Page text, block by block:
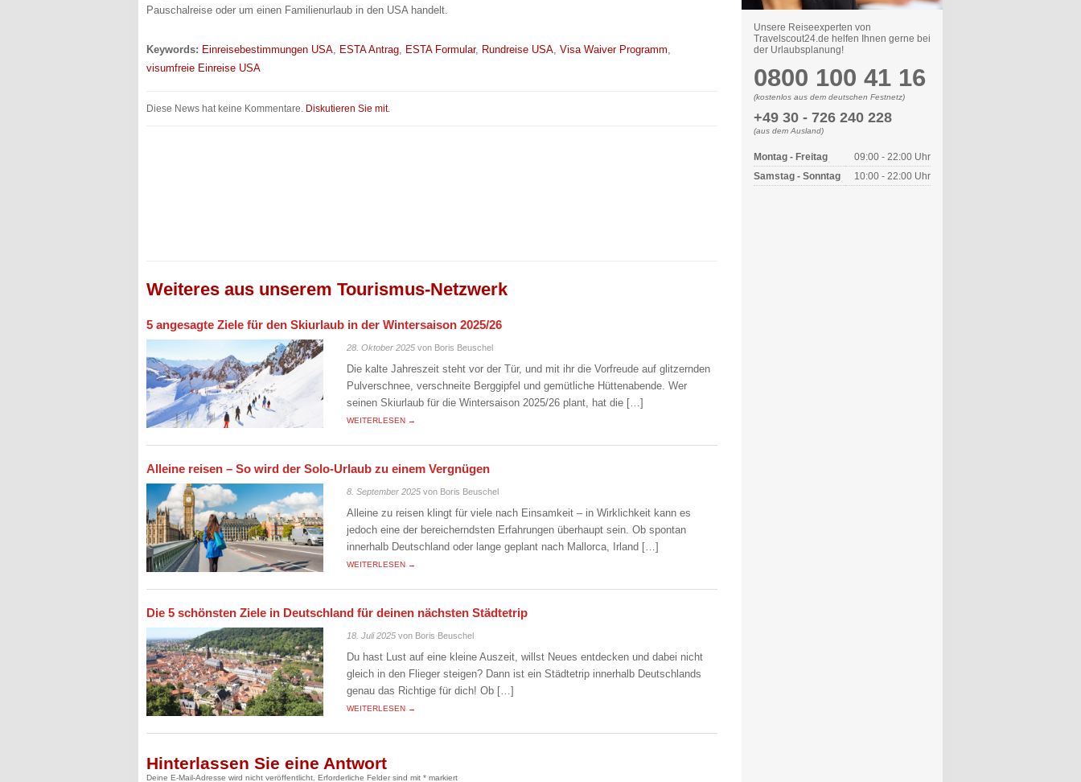
Pauschalreise oder um einen Familienurlaub in den USA handelt.
Keywords: Einreisebestimmungen USA, ESTA Antrag, ESTA Formular, Rundreise USA, Visa Waiver Programm,
visumfreie Einreise USA
Diese News hat keine Kommentare. Diskutieren Sie mit.
Weiteres aus unserem Tourismus-Netzwerk
5 angesagte Ziele für den Skiurlaub in der Wintersaison 2025/26
28. Oktober 2025 von Boris Beuschel
Die kalte Jahreszeit steht vor der Tür, und mit ihr die Vorfreude auf glitzernden
Pulverschnee, verschneite Berggipfel und gemütliche Hüttenabende. Wer
seinen Skiurlaub für die Wintersaison 2025/26 plant, hat die […]
WEITERLESEN →
Alleine reisen – So wird der Solo-Urlaub zu einem Vergnügen
8. September 2025 von Boris Beuschel
Alleine zu reisen klingt für viele nach Einsamkeit – in Wirklichkeit kann es
jedoch eine der bereicherndsten Erfahrungen überhaupt sein. Ob spontan
innerhalb Deutschland oder lange geplant nach Mallorca, Irland […]
WEITERLESEN →
Die 5 schönsten Ziele in Deutschland für deinen nächsten Städtetrip
18. Juli 2025 von Boris Beuschel
Du hast Lust auf eine kleine Auszeit, willst Neues entdecken und dabei nicht
gleich in den Flieger steigen? Dann ist ein Städtetrip innerhalb Deutschlands
genau das Richtige für dich! Ob […]
WEITERLESEN →
Hinterlassen Sie eine Antwort
Deine E-Mail-Adresse wird nicht veröffentlicht. Erforderliche Felder sind mit * markiert
Unsere Reiseexperten von
Travelscout24.de helfen Ihnen gerne bei
der Urlaubsplanung!
0800 100 41 16
(kostenlos aus dem deutschen Festnetz)
+49 30 - 726 240 228
(aus dem Ausland)
Montag - Freitag
09:00 - 22:00 Uhr
Samstag - Sonntag
10:00 - 22:00 Uhr